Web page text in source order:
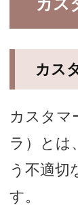
カス
カス
カスタマ
ラ）とは
う不適切
す。